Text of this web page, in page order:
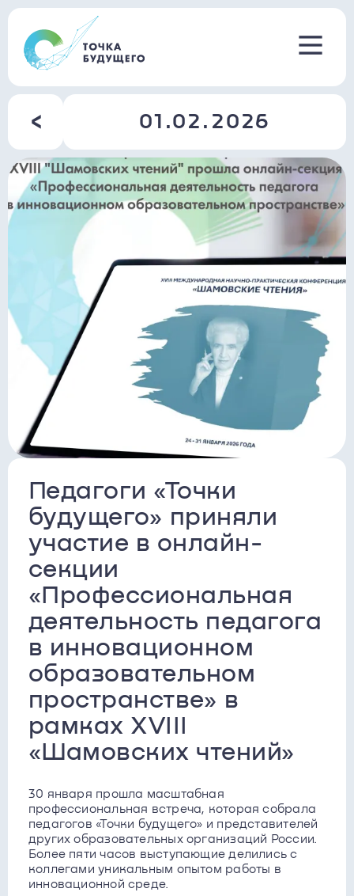
01.02.2026
Педагоги «Точки
будущего» приняли
участие в онлайн-
секции
«Профессиональная
деятельность педагога
в инновационном
образовательном
пространстве» в
рамках XVIII
«Шамовских чтений»
30 января прошла масштабная
профессиональная встреча, которая собрала
педагогов «Точки будущего» и представителей
других образовательных организаций России.
Более пяти часов выступающие делились с
коллегами уникальным опытом работы в
инновационной среде.